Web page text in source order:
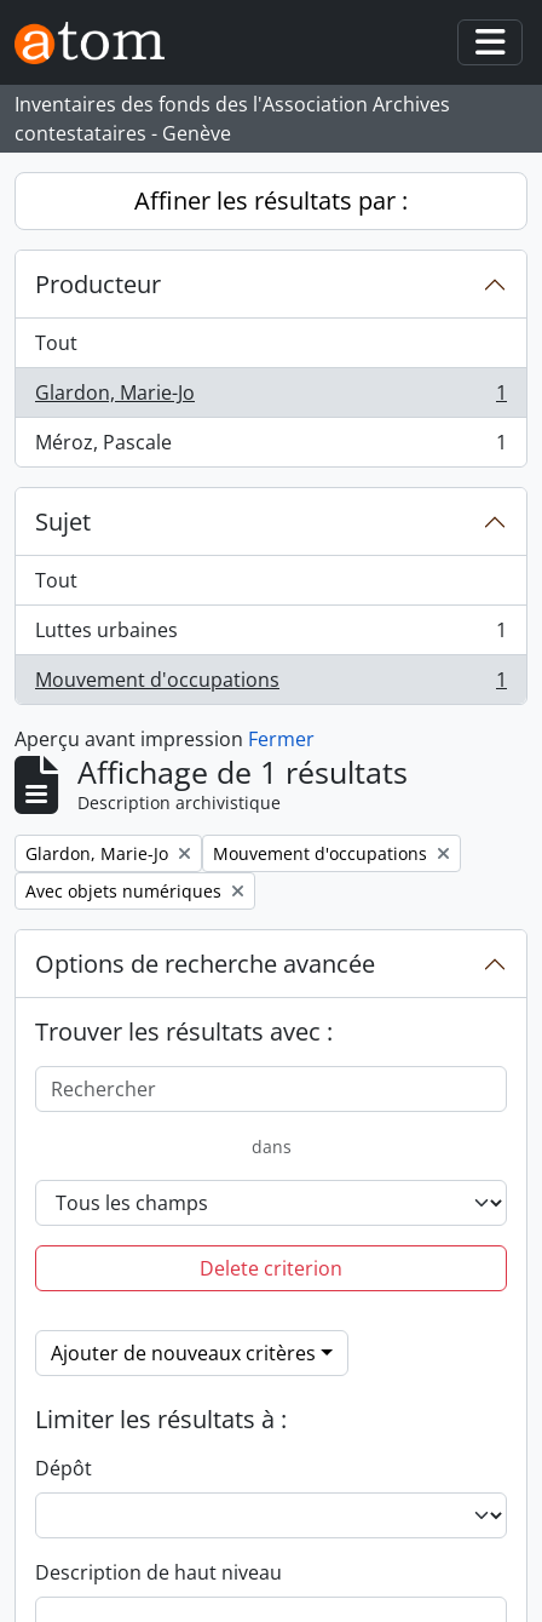
Skip to main content
Inventaires des fonds des l'Association Archives
contestataires - Genève
Affiner les résultats par :
Producteur
Tout
Glardon, Marie-Jo
, 1 résultats
1
Méroz, Pascale
, 1 résultats 1
Sujet
Tout
Luttes urbaines
, 1 résultats
1
Mouvement d'occupations
, 1 résultats 1
Aperçu avant impression Fermer
Affichage de 1 résultats
Description archivistique
Remove filter:
Glardon, Marie-Jo Remove filter:
Mouvement d'occupations
Remove filter:
Avec objets numériques
Options de recherche avancée
Trouver les résultats avec :
dans
Delete criterion
Ajouter de nouveaux critères
Limiter les résultats à :
Dépôt
Description de haut niveau